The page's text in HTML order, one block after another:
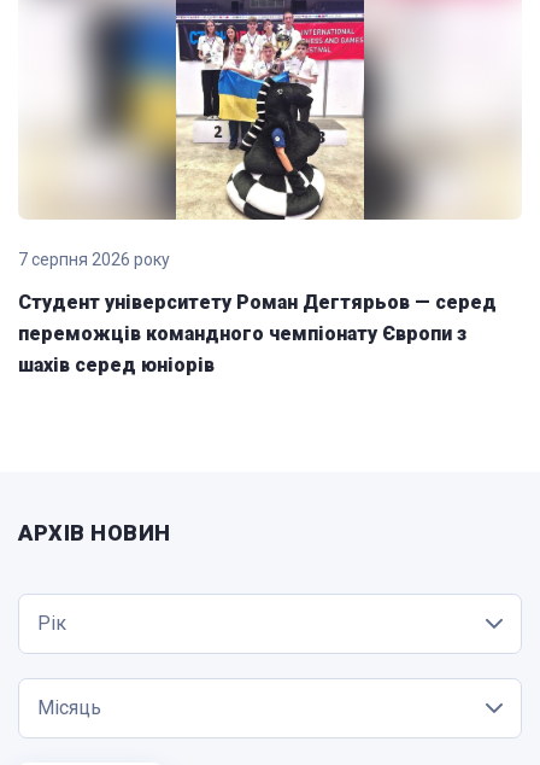
7 серпня 2026 року
Студент університету Роман Дегтярьов — серед
переможців командного чемпіонату Європи з
шахів серед юніорів
АРХІВ НОВИН
Рік
Місяць